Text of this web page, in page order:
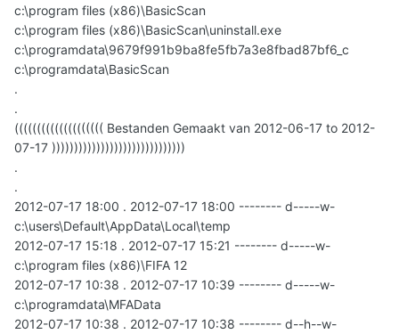
c:\program files (x86)\BasicScan
c:\program files (x86)\BasicScan\uninstall.exe
c:\programdata\9679f991b9ba8fe5fb7a3e8fbad87bf6_c
c:\programdata\BasicScan
.
.
(((((((((((((((((((( Bestanden Gemaakt van 2012-06-17 to 2012-
07-17 ))))))))))))))))))))))))))))))
.
.
2012-07-17 18:00 . 2012-07-17 18:00 -------- d-----w-
c:\users\Default\AppData\Local\temp
2012-07-17 15:18 . 2012-07-17 15:21 -------- d-----w-
c:\program files (x86)\FIFA 12
2012-07-17 10:38 . 2012-07-17 10:39 -------- d-----w-
c:\programdata\MFAData
2012-07-17 10:38 . 2012-07-17 10:38 -------- d--h--w-